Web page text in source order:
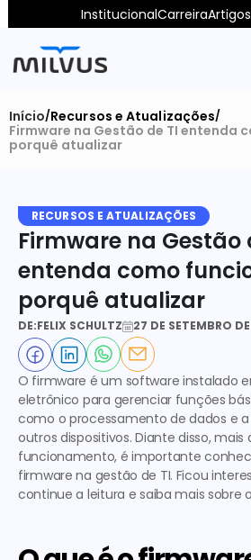
InstitucionalCarreiraArtigos
Início/Recursos e Atualizações/
Firmware na Gestão de TI entenda
porquê atualizar
RECURSOS E ATUALIZAÇÕES
Firmware na Gestão
entenda como
porquê atualizar
DE:FELIX SCHULTZ 27 DE SETEMBRO
O firmware é um software instalado
eletrônico para gerenciar funções
como o processamento de dados e
outros dispositivos. Diante disso,
funcionamento, é importante
firmware na gestão de TI. Ficou
continue a leitura e saiba mais sobre